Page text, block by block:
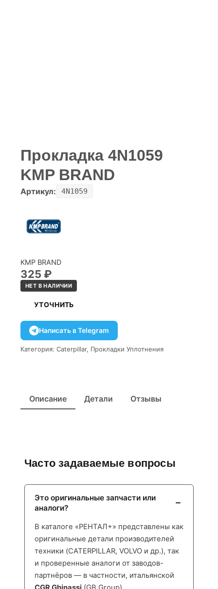
Прокладка 4N1059
KMP BRAND
Артикул: 4N1059
KMP BRAND
325 ₽
НЕТ В НАЛИЧИИ
УТОЧНИТЬ
Написать в Telegram
Категория: Caterpillar, Прокладки Уплотнения
Описание Детали Отзывы
Часто задаваемые вопросы
Это оригинальные запчасти или
аналоги?
В каталоге «РЕНТАЛ+» представлены как
оригинальные детали производителей
техники (CATERPILLAR, VOLVO и др.), так
и проверенные аналоги от заводов-
партнёров — в частности, итальянской